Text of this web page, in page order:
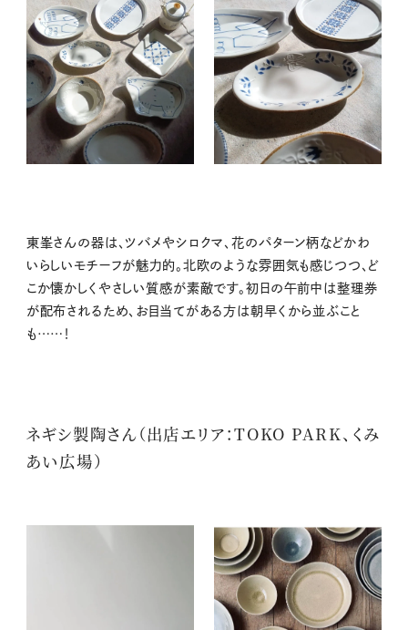
東峯さんの器は、ツバメやシロクマ、花のパターン柄などかわ
いらしいモチーフが魅力的。北欧のような雰囲気も感じつつ、ど
こか懐かしくやさしい質感が素敵です。初日の午前中は整理券
が配布されるため、お目当てがある方は朝早くから並ぶこと
も……！
ネギシ製陶さん（出店エリア：TOKO PARK、くみ
あい広場）